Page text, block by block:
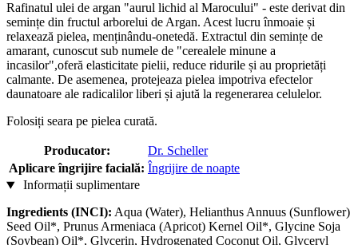
Rafinatul ulei de argan "aurul lichid al Marocului" - este derivat din
semințe din fructul arborelui de Argan. Acest lucru înmoaie și
relaxează pielea, menținându-onetedă. Extractul din semințe de
amarant, cunoscut sub numele de "cerealele minune a
incasilor",oferă elasticitate pielii, reduce ridurile și au proprietăți
calmante. De asemenea, protejeaza pielea impotriva efectelor
daunatoare ale radicalilor liberi și ajută la regenerarea celulelor.
Folosiți seara pe pielea curată.
Producator:
Dr. Scheller
Aplicare îngrijire facială: Îngrijire de noapte
Informații suplimentare
Ingredients (INCI): Aqua (Water), Helianthus Annuus (Sunflower)
Seed Oil*, Prunus Armeniaca (Apricot) Kernel Oil*, Glycine Soja
(Soybean) Oil*, Glycerin, Hydrogenated Coconut Oil, Glyceryl